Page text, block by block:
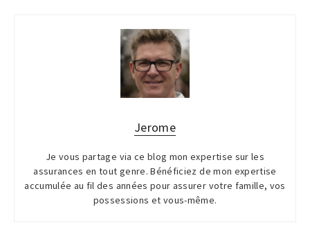
Jerome
Je vous partage via ce blog mon expertise sur les
assurances en tout genre. Bénéficiez de mon expertise
accumulée au fil des années pour assurer votre famille, vos
possessions et vous-même.